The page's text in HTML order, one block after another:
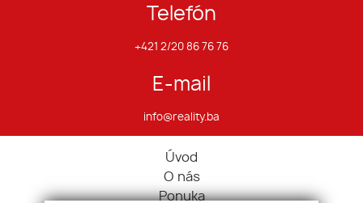
Telefón
+421 2/20 86 76 76
E-mail
info@reality.ba
Úvod
O nás
Ponuka